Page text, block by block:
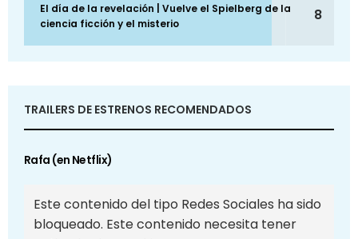
El día de la revelación | Vuelve el Spielberg de la
ciencia ficción y el misterio
8
TRAILERS DE ESTRENOS RECOMENDADOS
Rafa (en Netflix)
Este contenido del tipo Redes Sociales ha sido
bloqueado. Este contenido necesita tener